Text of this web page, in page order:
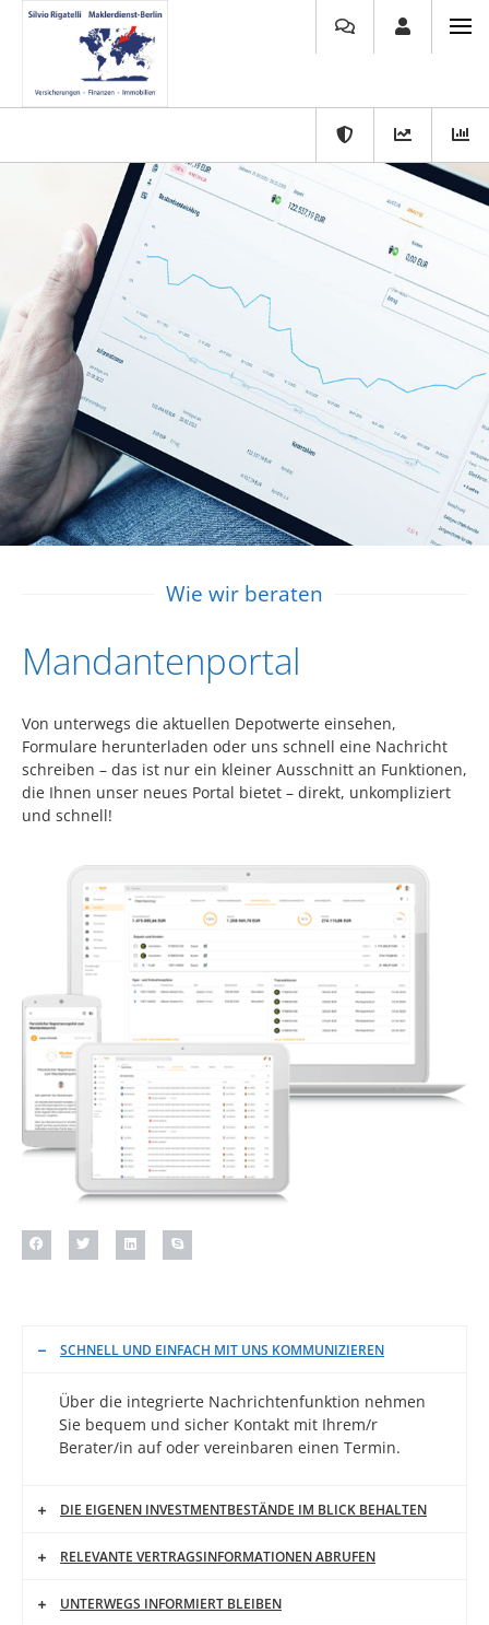
Wie wir beraten
Mandantenportal
Von unterwegs die aktuellen Depotwerte einsehen,
Formulare herunterladen oder uns schnell eine Nachricht
schreiben – das ist nur ein kleiner Ausschnitt an Funktionen,
die Ihnen unser neues Portal bietet – direkt, unkompliziert
und schnell!
SCHNELL UND EINFACH MIT UNS KOMMUNIZIEREN
Über die integrierte Nachrichtenfunktion nehmen
Sie bequem und sicher Kontakt mit Ihrem/r
Berater/in auf oder vereinbaren einen Termin.
DIE EIGENEN INVESTMENTBESTÄNDE IM BLICK BEHALTEN
RELEVANTE VERTRAGSINFORMATIONEN ABRUFEN
UNTERWEGS INFORMIERT BLEIBEN